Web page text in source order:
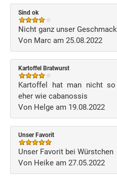
Sind ok
Nicht ganz unser
Von Marc am 25.08.2022
Kartoffel Bratwurst
Kartoffel hat man nicht so
eher wie cabanossis
Von Helge am 19.08.2022
Unser Favorit
Unser Favorit bei Würstchen
Von Heike am 27.05.2022